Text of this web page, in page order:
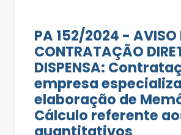
PA 152/2024 - AVISO
CONTRATAÇÃO
DISPENSA:
empresa
elaboração de
Cálculo referente